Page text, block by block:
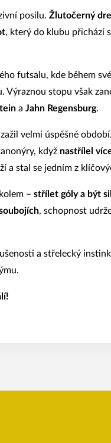
posilu. Žlutočerný
, který do klubu přichází
futsalu, kde během
stopu však
a Jahn Regensburg.
velmi úspěšné období.
když nastřílel
a stal se jedním z
– střílet góly a být
, schopnost
a střelecký